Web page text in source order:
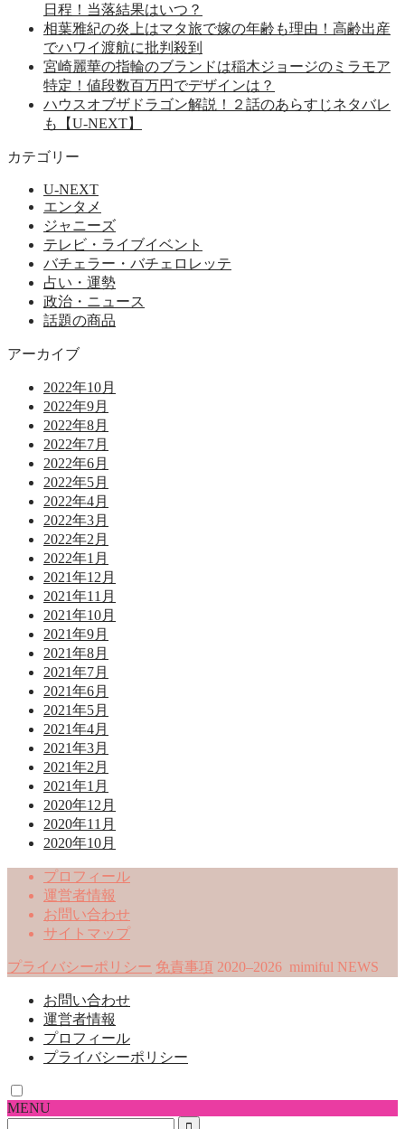
日程！当落結果はいつ？
相葉雅紀の炎上はマタ旅で嫁の年齢も理由！高齢出産
でハワイ渡航に批判殺到
宮崎麗華の指輪のブランドは稲木ジョージのミラモア
特定！値段数百万円でデザインは？
ハウスオブザドラゴン解説！２話のあらすじネタバレ
も【U-NEXT】
カテゴリー
U-NEXT
エンタメ
ジャニーズ
テレビ・ライブイベント
バチェラー・バチェロレッテ
占い・運勢
政治・ニュース
話題の商品
アーカイブ
2022年10月
2022年9月
2022年8月
2022年7月
2022年6月
2022年5月
2022年4月
2022年3月
2022年2月
2022年1月
2021年12月
2021年11月
2021年10月
2021年9月
2021年8月
2021年7月
2021年6月
2021年5月
2021年4月
2021年3月
2021年2月
2021年1月
2020年12月
2020年11月
2020年10月
プロフィール
運営者情報
お問い合わせ
サイトマップ
プライバシーポリシー 免責事項 2020–2026 mimiful NEWS
お問い合わせ
運営者情報
プロフィール
プライバシーポリシー
MENU